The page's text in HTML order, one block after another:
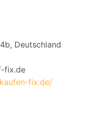
Deutschland
fix.de
fix.de/